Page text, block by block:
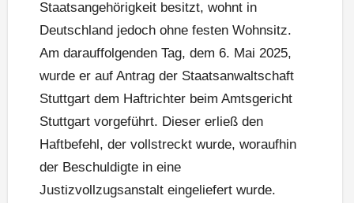
Staatsangehörigkeit besitzt, wohnt in
Deutschland jedoch ohne festen Wohnsitz.
Am darauffolgenden Tag, dem 6. Mai 2025,
wurde er auf Antrag der Staatsanwaltschaft
Stuttgart dem Haftrichter beim Amtsgericht
Stuttgart vorgeführt. Dieser erließ den
Haftbefehl, der vollstreckt wurde, woraufhin
der Beschuldigte in eine
Justizvollzugsanstalt eingeliefert wurde.